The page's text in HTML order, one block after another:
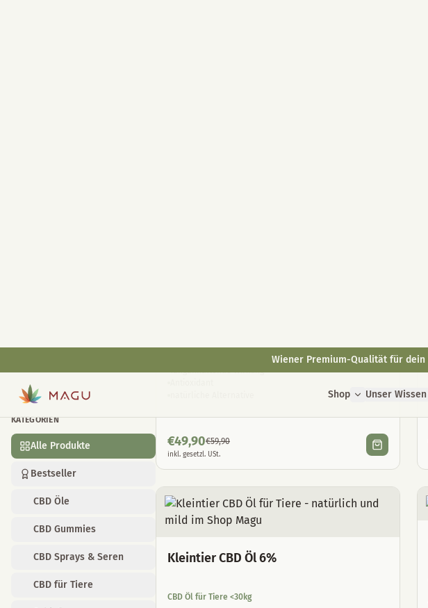
Schlaf
Full Spectrum auf Bio Hanföl Basis
langanhaltende Wirkung
€49,90€59,90
inkl. gesetzl. USt.
Kleintier CBD Öl 6%
CBD Öl für Tiere <30kg